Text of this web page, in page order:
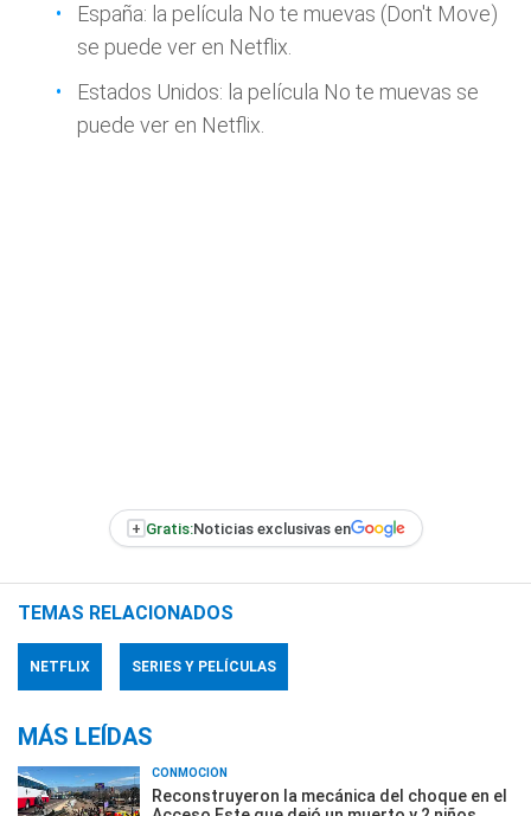
España: la película No te muevas (Don't Move)
se puede ver en Netflix.
Estados Unidos: la película No te muevas se
puede ver en Netflix.
+ Gratis:Noticias exclusivas en
TEMAS RELACIONADOS
NETFLIX SERIES Y PELÍCULAS
MÁS LEÍDAS
CONMOCIÓN
Reconstruyeron la mecánica del choque en el